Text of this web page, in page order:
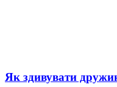
Як здивувати